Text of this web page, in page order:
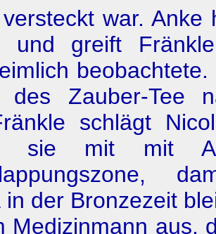
war. Anke
und greift
des Zauber-Tee
schlägt
sie mit mit
in der Bronzezeit
Medizinmann aus,